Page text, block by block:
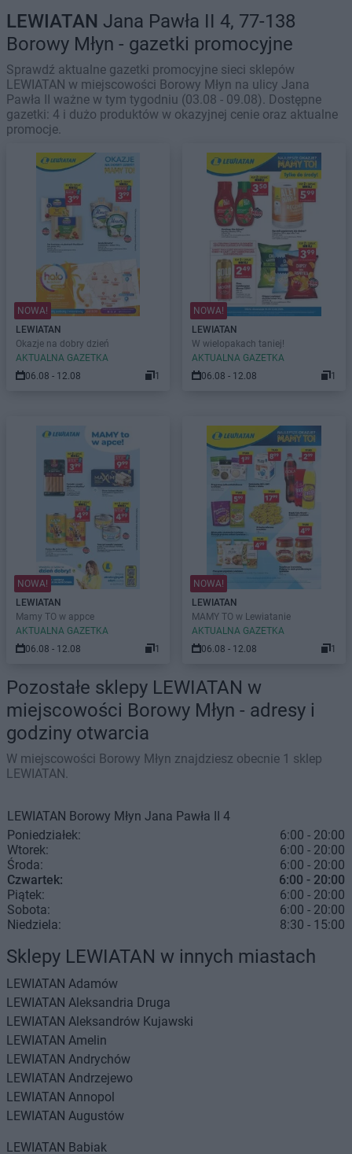
LEWIATAN Jana Pawła II 4, 77-138
Borowy Młyn - gazetki promocyjne
Sprawdź aktualne gazetki promocyjne sieci sklepów
LEWIATAN w miejscowości Borowy Młyn na ulicy Jana
Pawła II ważne w tym tygodniu (03.08 - 09.08). Dostępne
gazetki: 4 i dużo produktów w okazyjnej cenie oraz aktualne
promocje.
NOWA!
LEWIATAN
Okazje na dobry dzień
AKTUALNA GAZETKA
06.08 - 12.08
1
NOWA!
LEWIATAN
W wielopakach taniej!
AKTUALNA GAZETKA
06.08 - 12.08
1
NOWA!
LEWIATAN
Mamy TO w appce
AKTUALNA GAZETKA
06.08 - 12.08
1
NOWA!
LEWIATAN
MAMY TO w Lewiatanie
AKTUALNA GAZETKA
06.08 - 12.08
1
Pozostałe sklepy LEWIATAN w
miejscowości Borowy Młyn - adresy i
godziny otwarcia
W miejscowości Borowy Młyn znajdziesz obecnie 1 sklep
LEWIATAN.
LEWIATAN Borowy Młyn Jana Pawła II 4
Poniedziałek:
6:00 - 20:00
Wtorek:
6:00 - 20:00
Środa:
6:00 - 20:00
Czwartek:
6:00 - 20:00
Piątek:
6:00 - 20:00
Sobota:
6:00 - 20:00
Niedziela:
8:30 - 15:00
Sklepy LEWIATAN w innych miastach
LEWIATAN Adamów
LEWIATAN Aleksandria Druga
LEWIATAN Aleksandrów Kujawski
LEWIATAN Amelin
LEWIATAN Andrychów
LEWIATAN Andrzejewo
LEWIATAN Annopol
LEWIATAN Augustów
LEWIATAN Babiak